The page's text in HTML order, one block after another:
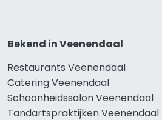
Bekend in Veenendaal
Restaurants Veenendaal
Catering Veenendaal
Schoonheidssalon Veenendaal
Tandartspraktijken Veenendaal